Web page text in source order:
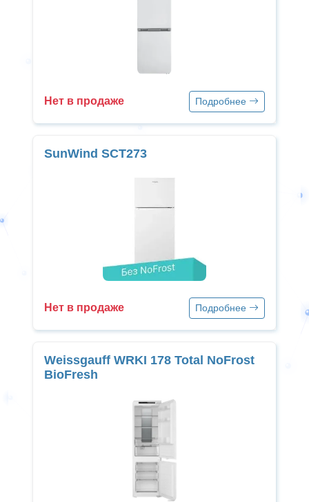
Нет в продаже Подробнее
SunWind SCT273
Нет в продаже Подробнее
Weissgauff WRKI 178 Total NoFrost
BioFresh